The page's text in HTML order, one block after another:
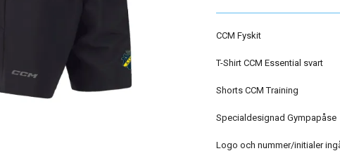
CCM Fyskit
T-Shirt CCM Essential svart
Shorts CCM Training
Specialdesignad Gympapåse
Logo och nummer/initialer